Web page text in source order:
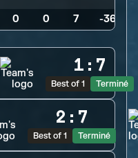
0 0 7 -36
1 : 7
Best of 1 Terminé
2 : 7
Best of 1 Terminé